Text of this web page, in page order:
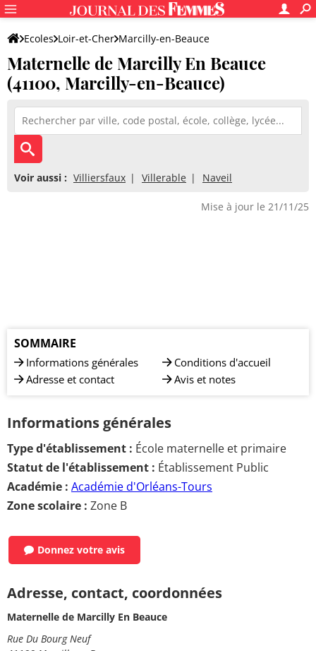
Ecoles Loir-et-Cher Marcilly-en-Beauce
Maternelle de Marcilly En Beauce
Maternelle de Marcilly En Beauce
(41100, Marcilly-en-Beauce)
Voir aussi : Villiersfaux Villerable Naveil
Mise à jour le 21/11/25
SOMMAIRE
Informations générales
Adresse et contact
Conditions d'accueil
Avis et notes
Informations générales
Type d'établissement : École maternelle et primaire
Statut de l'établissement : Établissement Public
Académie : Académie d'Orléans-Tours
Zone scolaire : Zone B
Donnez votre avis
Adresse, contact, coordonnées
Maternelle de Marcilly En Beauce
Rue Du Bourg Neuf